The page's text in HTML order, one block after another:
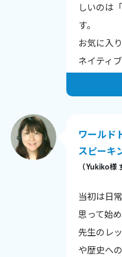
しいのは
す。
お気に入
ネイティ
外国語と
らこそ、
しに伝わ
きとした
です。
ワールド
スピーキ
（Yukiko様
当初は日
思って始
先生のレ
や歴史へ